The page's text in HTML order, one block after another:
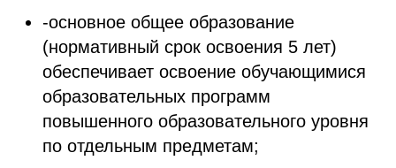
-основное общее образование
(нормативный срок освоения 5 лет)
обеспечивает освоение обучающимися
образовательных программ
повышенного образовательного уровня
по отдельным предметам;